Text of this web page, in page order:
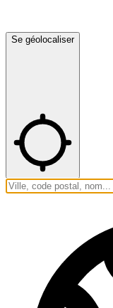
Se géolocaliser